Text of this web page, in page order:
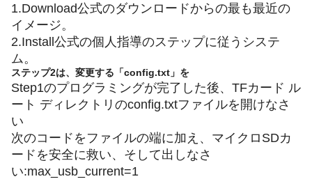
1.Download公式のダウンロードからの最も最近の
イメージ。
2.Install公式の個人指導のステップに従うシステ
ム。
ステップ2は、変更する「config.txt」を
Step1のプログラミングが完了した後、TFカード ル
ート ディレクトリのconfig.txtファイルを開けなさ
い
次のコードをファイルの端に加え、マイクロSDカ
ードを安全に救い、そして出しなさ
い:max_usb_current=1